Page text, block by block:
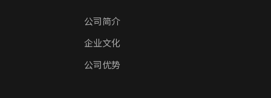
公司简介
企业文化
公司优势